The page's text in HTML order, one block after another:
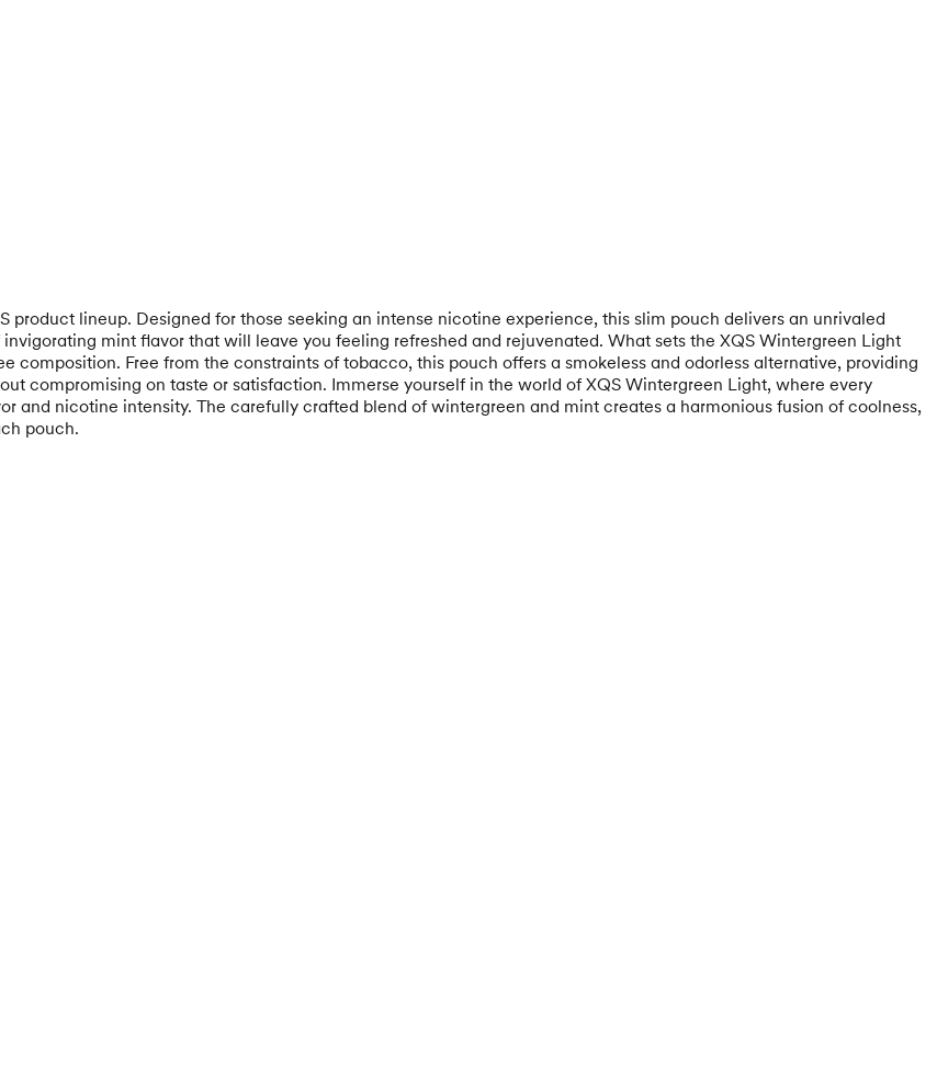
lineup. Designed for those seeking an intense nicotine experience, this slim pouch delivers an unrivaled
mint flavor that will leave you feeling refreshed and rejuvenated. What sets the XQS Wintergreen Light
Free from the constraints of tobacco, this pouch offers a smokeless and odorless alternative, providing
compromising on taste or satisfaction. Immerse yourself in the world of XQS Wintergreen Light, where every
and nicotine intensity. The carefully crafted blend of wintergreen and mint creates a harmonious fusion of coolness,
pouch.